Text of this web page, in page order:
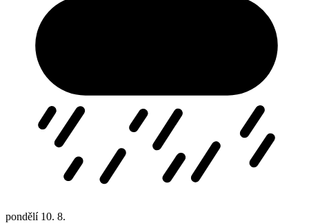
pondělí 10. 8.